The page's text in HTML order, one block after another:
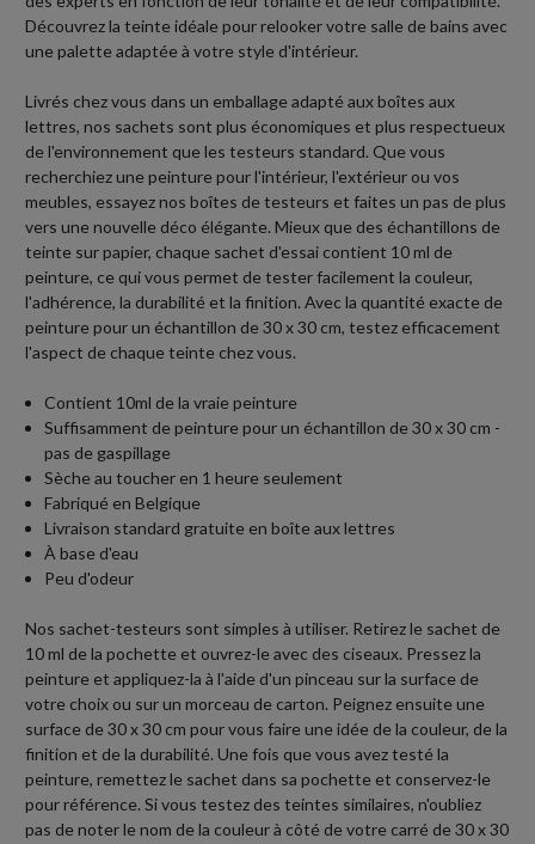
Découvrez la teinte idéale pour relooker votre salle de bains avec
une palette adaptée à votre style d'intérieur.
Livrés chez vous dans un emballage adapté aux boîtes aux
lettres, nos sachets sont plus économiques et plus respectueux
de l'environnement que les testeurs standard. Que vous
recherchiez une peinture pour l'intérieur, l'extérieur ou vos
meubles, essayez nos boîtes de testeurs et faites un pas de plus
vers une nouvelle déco élégante. Mieux que des échantillons de
teinte sur papier, chaque sachet d'essai contient 10 ml de
peinture, ce qui vous permet de tester facilement la couleur,
l'adhérence, la durabilité et la finition. Avec la quantité exacte de
peinture pour un échantillon de 30 x 30 cm, testez efficacement
l'aspect de chaque teinte chez vous.
Contient 10ml de la vraie peinture
Suffisamment de peinture pour un échantillon de 30 x 30 cm -
pas de gaspillage
Sèche au toucher en 1 heure seulement
Fabriqué en Belgique
Livraison standard gratuite en boîte aux lettres
À base d'eau
Peu d'odeur
Nos sachet-testeurs sont simples à utiliser. Retirez le sachet de
10 ml de la pochette et ouvrez-le avec des ciseaux. Pressez la
peinture et appliquez-la à l'aide d'un pinceau sur la surface de
votre choix ou sur un morceau de carton. Peignez ensuite une
surface de 30 x 30 cm pour vous faire une idée de la couleur, de la
finition et de la durabilité. Une fois que vous avez testé la
peinture, remettez le sachet dans sa pochette et conservez-le
pour référence. Si vous testez des teintes similaires, n'oubliez
pas de noter le nom de la couleur à côté de votre carré de 30 x 30